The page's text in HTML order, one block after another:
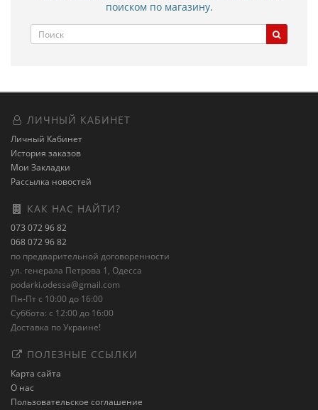
поиском по магазину.
ЛИЧНЫЙ КАБИНЕТ
Личный Кабинет
История заказов
Мои Закладки
Рассылка новостей
КАК НАС НАЙТИ?
073 072 96 82
068 072 96 82
по предварительной договоренности
ул. генерала Петрова 1, Одесса
podarki.odessa@gmail.com
Пн-Пт с 10:00 до 16:00
Суббота: с 12:00 до 16:00
Доставка по Украине!
ПОЛЕЗНЫЕ ССЫЛКИ
Карта сайта
О нас
Пользовательское соглашение